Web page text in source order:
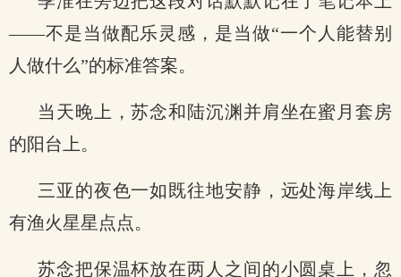
——不是当做配乐灵感，是当做“一个人能替别
人做什么”的标准答案。
当天晚上，苏念和陆沉渊并肩坐在蜜月套房
的阳台上。
三亚的夜色一如既往地安静，远处海岸线上
有渔火星星点点。
苏念把保温杯放在两人之间的小圆桌上，忽